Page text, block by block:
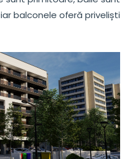
balconele oferă priveliști